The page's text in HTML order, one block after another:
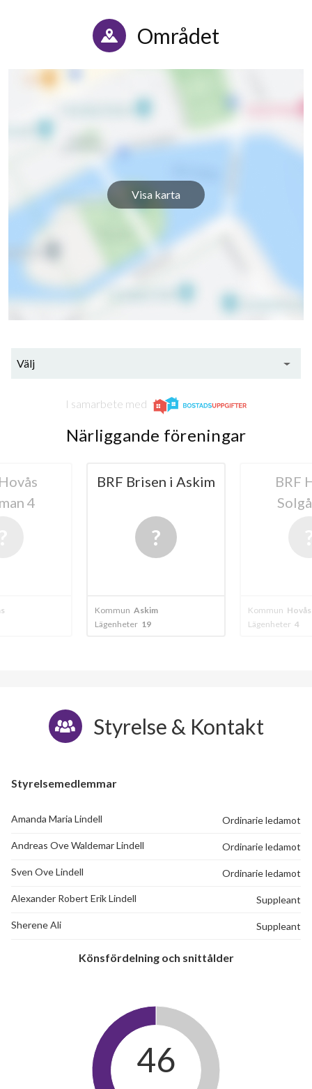
Området
Visa karta
Välj
I samarbete med
Närliggande föreningar
i Askim
BRF Hovås
Kommun Hovås
Lägenheter 4
BRF
Kommun Hovås
Lägenheter 5
Styrelse & Kontakt
Styrelsemedlemmar
Amanda Maria Lindell Ordinarie ledamot
Andreas Ove Waldemar Lindell Ordinarie ledamot
Sven Ove Lindell Ordinarie ledamot
Alexander Robert Erik Lindell Suppleant
Sherene Ali Suppleant
Könsfördelning och snittålder
46